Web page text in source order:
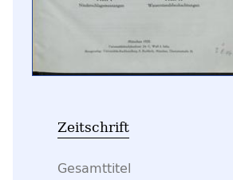
Zeitschrift
Gesamttitel